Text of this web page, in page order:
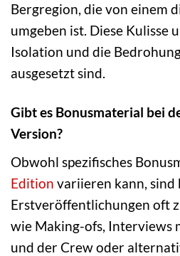
Bergregion, die von einem
umgeben ist. Diese Kulisse
Isolation und die
ausgesetzt sind.
Gibt es Bonusmaterial bei
Version?
Obwohl spezifisches
Edition variieren kann, sind
Erstveröffentlichungen oft
wie Making-ofs, Interviews
und der Crew oder